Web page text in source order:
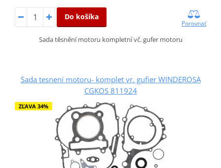
Do košíka
Porovnať
Sada těsnění motoru kompletní vč. gufer motoru
Sada tesnení motoru- komplet vr. gufier WINDEROSA
CGKOS 811924
ZĽAVA 34%